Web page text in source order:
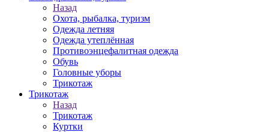
Назад
Охота, рыбалка, туризм
Одежда летняя
Одежда утеплённая
Противоэнцефалитная одежда
Обувь
Головные уборы
Трикотаж
Трикотаж
Назад
Трикотаж
Куртки